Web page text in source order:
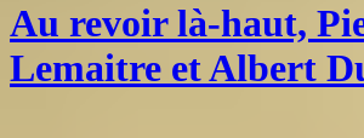
Au revoir là-haut,
Lemaitre et Albert